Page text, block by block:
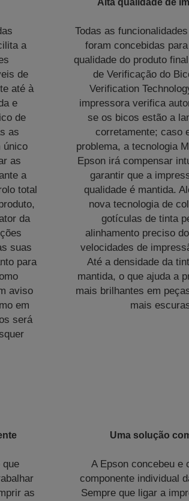
a
de
até à
e
de
as
único
as
a
total
da
suas
para
aviso
em
será
Alta qualidade de
Todas as
foram concebidas
qualidade do produto
de Verificação do
Verification
impressora verifica
se os bicos estão a
corretamente; caso
problema, a tecnologia
Epson irá compensar
garantir que a
qualidade é mantida.
nova tecnologia de
gotículas de tinta
alinhamento preciso
velocidades de
Até a densidade da
mantida, o que ajuda a
mais brilhantes em
mais
que
as
Uma solução
A Epson concebeu e
componente individual
Sempre que ligar a